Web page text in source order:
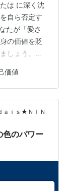
は に深く沈
自ら否定す
たが「愛さ
の価値を貶
しょう。そ
、相手の好
に見れば、
から、努力
、あなたの
。 相手は、
価値
ａｉｓ★ＮＩＮ
色のパワー